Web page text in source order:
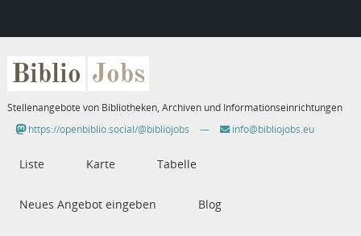
Biblio Jobs
Stellenangebote von Bibliotheken, Archiven und Informationseinrichtungen
https://openbiblio.social/@bibliojobs
— info@bibliojobs.eu
Liste Karte Tabelle
Neues Angebot eingeben Blog